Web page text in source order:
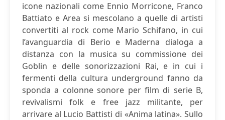
icone nazionali come Ennio Morricone, Franco
Battiato e Area si mescolano a quelle di artisti
convertiti al rock come Mario Schifano, in cui
l’avanguardia di Berio e Maderna dialoga a
distanza con la musica su commissione dei
Goblin e delle sonorizzazioni Rai, e in cui i
fermenti della cultura underground fanno da
sponda a colonne sonore per film di serie B,
revivalismi folk e free jazz militante, per
arrivare al Lucio Battisti di «Anima latina». Sullo